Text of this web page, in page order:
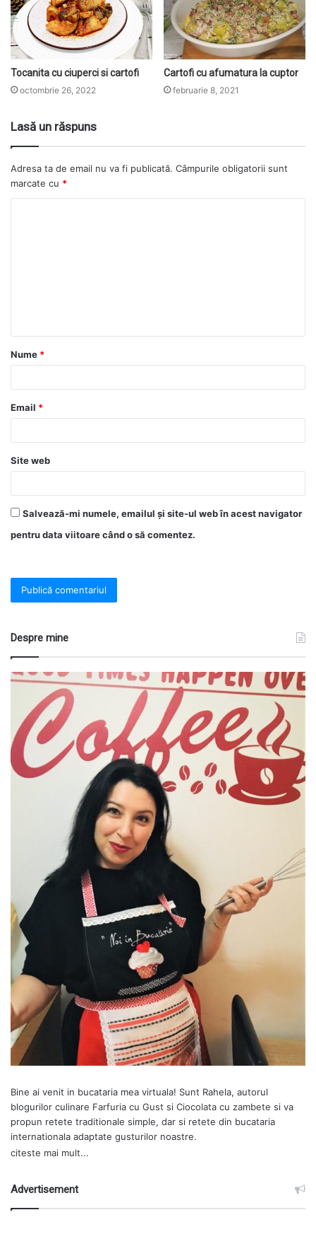
Tocanita cu ciuperci si cartofi
octombrie 26, 2022
Cartofi cu afumatura la cuptor
februarie 8, 2021
Lasă un răspuns
Adresa ta de email nu va fi publicată. Câmpurile obligatorii sunt
marcate cu *
Nume *
Email *
Site web
Salvează-mi numele, emailul și site-ul web în acest navigator
pentru data viitoare când o să comentez.
Despre mine
Bine ai venit in bucataria mea virtuala! Sunt Rahela, autorul
blogurilor culinare Farfuria cu Gust si Ciocolata cu zambete si va
propun retete traditionale simple, dar si retete din bucataria
internationala adaptate gusturilor noastre.
citeste mai mult...
Advertisement